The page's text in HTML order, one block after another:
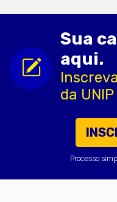
Sua
aqui.
da UNIP
Processo